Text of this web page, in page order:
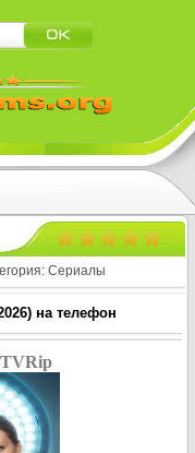
Сериалы
на телефон
нажмите на
углу!!!